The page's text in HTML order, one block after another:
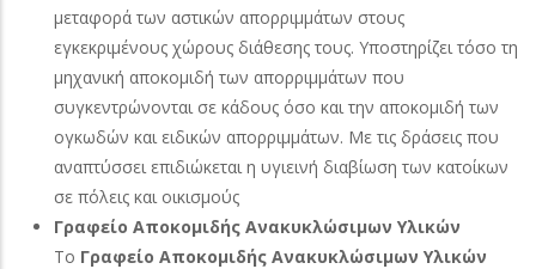
μεταφορά των αστικών απορριμμάτων στους
εγκεκριμένους χώρους διάθεσης τους. Υποστηρίζει τόσο τη
μηχανική αποκομιδή των απορριμμάτων που
συγκεντρώνονται σε κάδους όσο και την αποκομιδή των
ογκωδών και ειδικών απορριμμάτων. Με τις δράσεις που
αναπτύσσει επιδιώκεται η υγιεινή διαβίωση των κατοίκων
σε πόλεις και οικισμούς
Γραφείο Αποκομιδής Ανακυκλώσιμων Υλικών
Το Γραφείο Αποκομιδής Ανακυκλώσιμων Υλικών